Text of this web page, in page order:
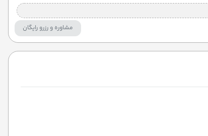
مشاوره و رزرو رایگان